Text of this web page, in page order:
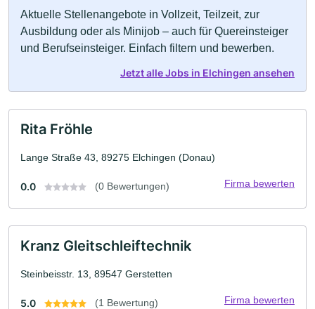
Aktuelle Stellenangebote in Vollzeit, Teilzeit, zur
Ausbildung oder als Minijob – auch für Quereinsteiger
und Berufseinsteiger. Einfach filtern und bewerben.
Jetzt alle Jobs in Elchingen ansehen
Rita Fröhle
Lange Straße 43, 89275 Elchingen (Donau)
0.0 (0 Bewertungen) Firma bewerten
Kranz Gleitschleiftechnik
Steinbeisstr. 13, 89547 Gerstetten
5.0 (1 Bewertung) Firma bewerten